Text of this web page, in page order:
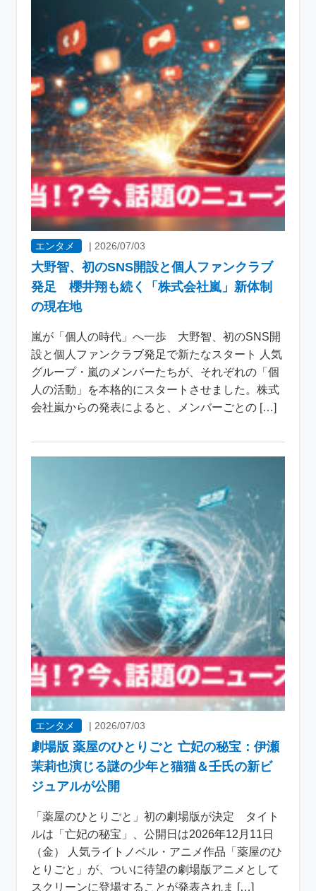
エンタメ |2026/07/03
大野智、初のSNS開設と個人ファンクラブ
発足 櫻井翔も続く「株式会社嵐」新体制
の現在地
嵐が「個人の時代」へ一歩 大野智、初のSNS開
設と個人ファンクラブ発足で新たなスタート 人気
グループ・嵐のメンバーたちが、それぞれの「個
人の活動」を本格的にスタートさせました。株式
会社嵐からの発表によると、メンバーごとの […]
エンタメ | 2026/07/03
劇場版 薬屋のひとりごと 亡妃の秘宝：伊瀬
茉莉也演じる謎の少年と猫猫＆壬氏の新ビ
ジュアルが公開
「薬屋のひとりごと」初の劇場版が決定 タイト
ルは「亡妃の秘宝」、公開日は2026年12月11日
（金） 人気ライトノベル・アニメ作品「薬屋のひ
とりごと」が、ついに待望の劇場版アニメとして
スクリーンに登場することが発表されま […]